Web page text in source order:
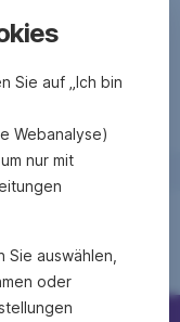
Sie auf „Ich bin
Webanalyse)
nur mit
Sie auswählen,
oder